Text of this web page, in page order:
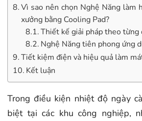
Vì sao nên chọn Nghệ Năng làm
xưởng bằng Cooling Pad?
Thiết kế giải pháp theo từng
Nghệ Năng tiên phong ứng
Tiết kiệm điện và hiệu quả làm
Kết luận
Trong điều kiện nhiệt độ ngày
biệt tại các khu công nghiệp,